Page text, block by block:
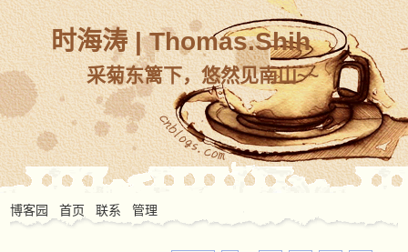
时海涛 | Thomas.Shih
采菊东篱下，悠然见南山~~
博客园 首页 联系 管理